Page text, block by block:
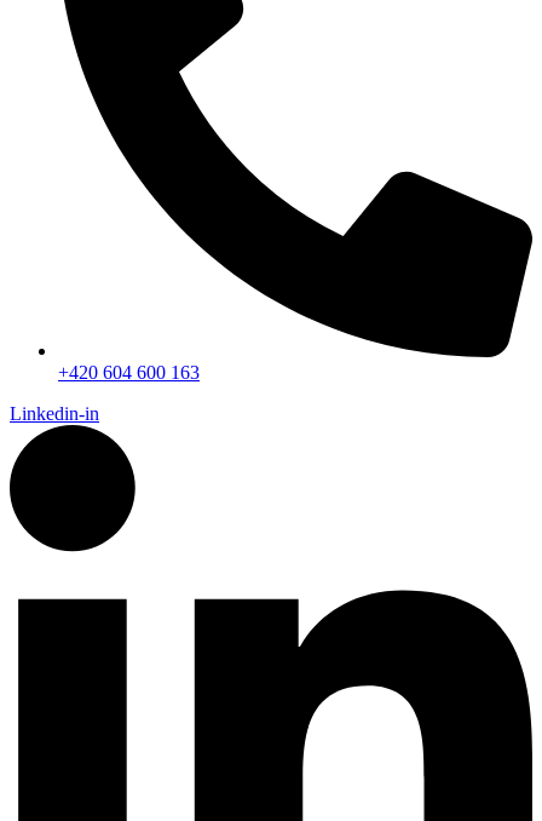
+420 604 600 163
Linkedin-in